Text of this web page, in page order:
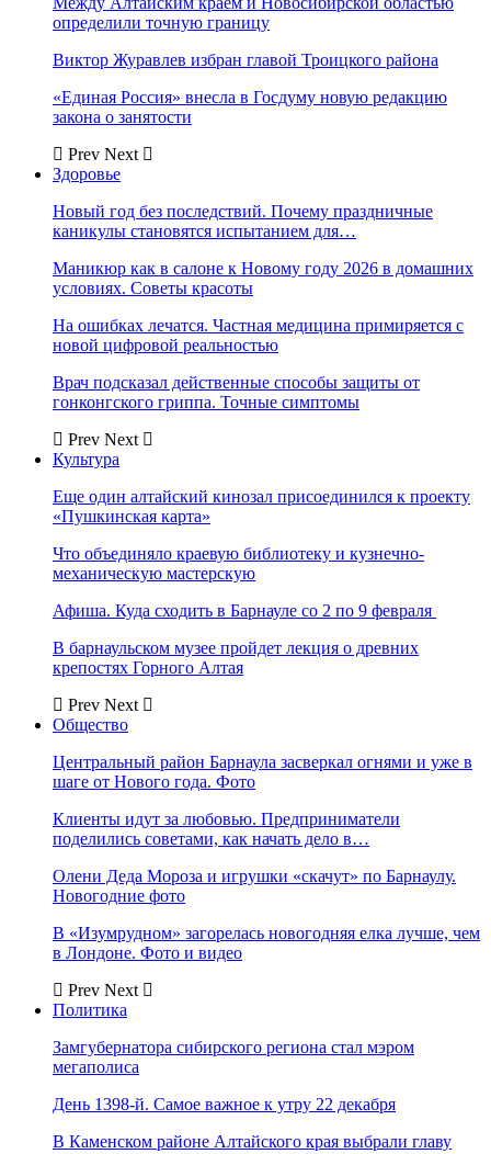
определили точную границу
Виктор Журавлев избран главой Троицкого района
«Единая Россия» внесла в Госдуму новую редакцию
закона о занятости
Prev Next
Здоровье
Новый год без последствий. Почему праздничные
каникулы становятся испытанием для…
Маникюр как в салоне к Новому году 2026 в домашних
условиях. Советы красоты
На ошибках лечатся. Частная медицина примиряется с
новой цифровой реальностью
Врач подсказал действенные способы защиты от
гонконгского гриппа. Точные симптомы
Prev Next
Культура
Еще один алтайский кинозал присоединился к проекту
«Пушкинская карта»
Что объединяло краевую библиотеку и кузнечно-
механическую мастерскую
Афиша. Куда сходить в Барнауле со 2 по 9 февраля
В барнаульском музее пройдет лекция о древних
крепостях Горного Алтая
Prev Next
Общество
Центральный район Барнаула засверкал огнями и уже в
шаге от Нового года. Фото
Клиенты идут за любовью. Предприниматели
поделились советами, как начать дело в…
Олени Деда Мороза и игрушки «скачут» по Барнаулу.
Новогодние фото
В «Изумрудном» загорелась новогодняя елка лучше, чем
в Лондоне. Фото и видео
Prev Next
Политика
Замгубернатора сибирского региона стал мэром
мегаполиса
День 1398-й. Самое важное к утру 22 декабря
В Каменском районе Алтайского края выбрали главу